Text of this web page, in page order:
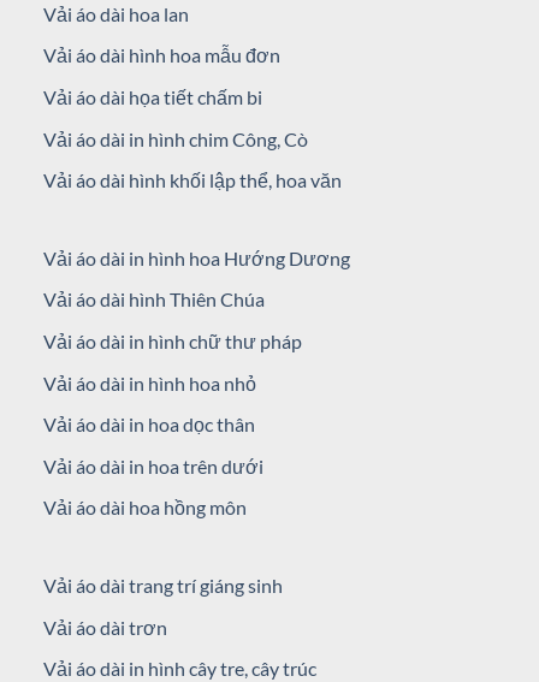
Vải áo dài hoa lan
Vải áo dài hình hoa mẫu đơn
Vải áo dài họa tiết chấm bi
Vải áo dài in hình chim Công, Cò
Vải áo dài hình khối lập thể, hoa văn
Vải áo dài in hình hoa Hướng Dương
Vải áo dài hình Thiên Chúa
Vải áo dài in hình chữ thư pháp
Vải áo dài in hình hoa nhỏ
Vải áo dài in hoa dọc thân
Vải áo dài in hoa trên dưới
Vải áo dài hoa hồng môn
Vải áo dài trang trí giáng sinh
Vải áo dài trơn
Vải áo dài in hình cây tre, cây trúc